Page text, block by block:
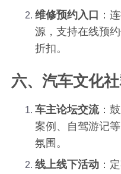
维修预约入口 ：
源，支持在线预
折扣。
六、汽车文化
车主论坛交流：
案例、自驾游记
氛围。
线上线下活动 ：